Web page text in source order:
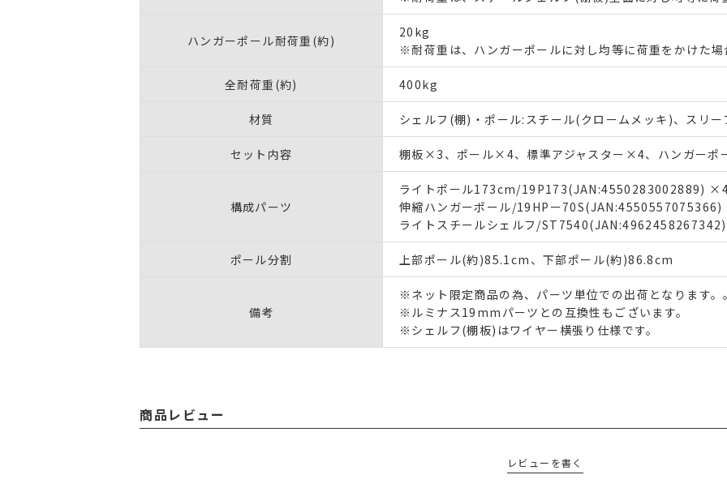
ハンガーポール耐荷重(約)
20kg
※耐荷重は、ハンガーポールに対し均等に荷重をかけた
全耐荷重(約) 400kg
材質 シェルフ(棚)・ポール:スチール(クロームメッキ)、スリー
セット内容 棚板×3、ポール×4、標準アジャスター×4、ハンガーポ
構成パーツ
ライトポール173cm/19P173(JAN:4550283002889)
伸縮ハンガーポール/19HPー
ライトスチールシェルフ/
ポール分割 上部ポール(約)85.1cm、下部ポール(約)86.8cm
備考
※ネット限定商品の為、パーツ単位での出荷となります。
※ルミナス19mmパーツとの互換性もございます。
※シェルフ(棚板)はワイヤー横張り仕様です。
商品レビュー
レビューを書く